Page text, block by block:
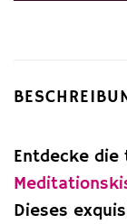
Entdecke die
Dieses